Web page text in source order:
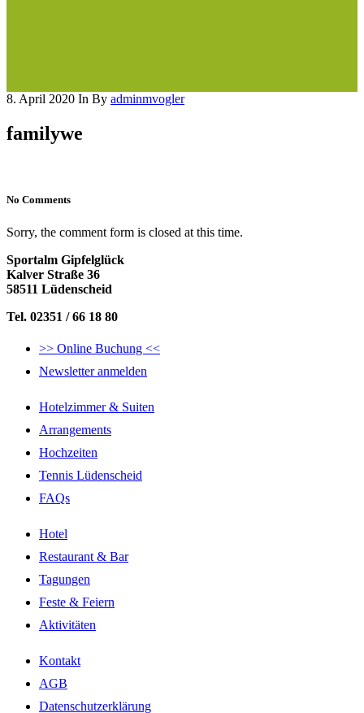
8. April 2020 In By adminmvogler
familywe
No Comments
Sorry, the comment form is closed at this time.
Sportalm Gipfelglück
Kalver Straße 36
58511 Lüdenscheid
Tel. 02351 / 66 18 80
>> Online Buchung <<
Newsletter anmelden
Hotelzimmer & Suiten
Arrangements
Hochzeiten
Tennis Lüdenscheid
FAQs
Hotel
Restaurant & Bar
Tagungen
Feste & Feiern
Aktivitäten
Kontakt
AGB
Datenschutzerklärung